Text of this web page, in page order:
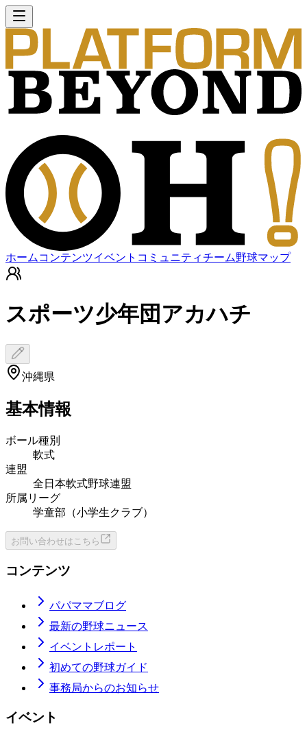
ホーム コンテンツイベント コミュニティチーム野球マップ
スポーツ少年団アカハチ
沖縄県
基本情報
ボール種別
軟式
連盟
全日本軟式野球連盟
所属リーグ
学童部（小学生クラブ）
お問い合わせはこちら
コンテンツ
パパママブログ
最新の野球ニュース
イベントレポート
初めての野球ガイド
事務局からのお知らせ
イベント